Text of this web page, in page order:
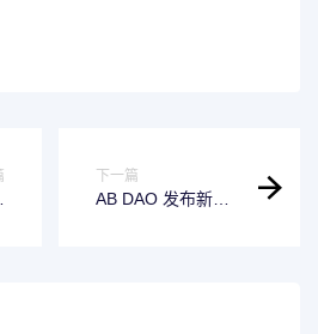
下一篇
AB DAO 发布新版